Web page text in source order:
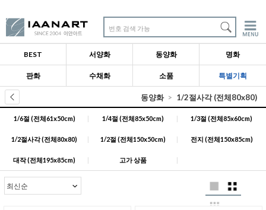
번호 검색 가능
BEST 서양화 동양화 명화
판화 수채화 소품 특별기획
동양화 1/2절사각 (전체80x80)
1/6절 (전체61x50cm) | 1/4절 (전체85x50cm) | 1/3절 (전체85x60cm)
1/2절사각 (전체80x80) | 1/2절 (전체150x50cm) | 전지 (전체150x85cm)
대작 (전체195x85cm) | 고가 상품 |